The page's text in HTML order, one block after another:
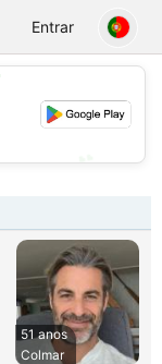
Entrar
51 anos
Colmar